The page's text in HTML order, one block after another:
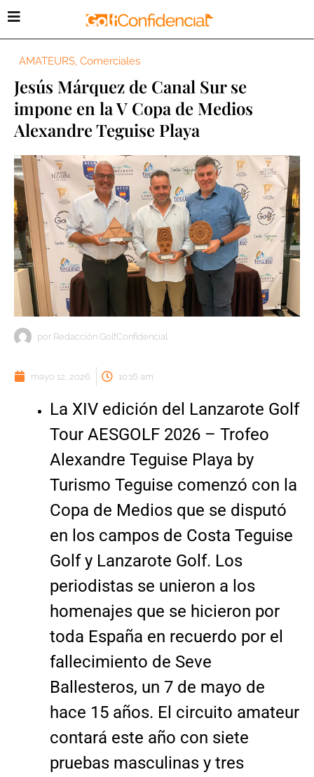
AMATEURS, Comerciales
Jesús Márquez de Canal Sur se
impone en la V Copa de Medios
Alexandre Teguise Playa
por Redacción GolfConfidencial
mayo 12, 2026 10:16 am
La XIV edición del Lanzarote Golf
Tour AESGOLF 2026 – Trofeo
Alexandre Teguise Playa by
Turismo Teguise comenzó con la
Copa de Medios que se disputó
en los campos de Costa Teguise
Golf y Lanzarote Golf. Los
periodistas se unieron a los
homenajes que se hicieron por
toda España en recuerdo por el
fallecimiento de Seve
Ballesteros, un 7 de mayo de
hace 15 años. El circuito amateur
contará este año con siete
pruebas masculinas y tres